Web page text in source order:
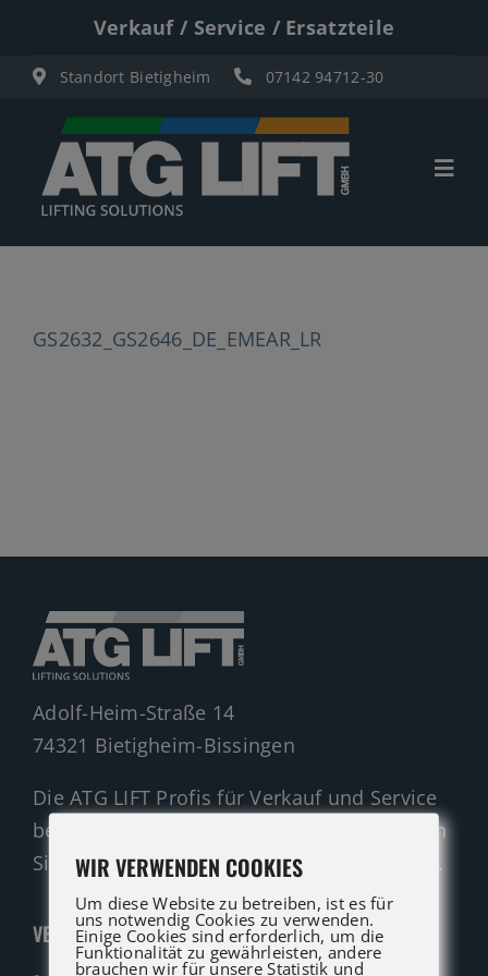
springen
Verkauf / Service / Ersatzteile
Standort Bietigheim 07142 94712-30
Ersatzteil Anfrage
Beratung
GS2632_GS2646_DE_EMEAR_LR
Adolf-Heim-Straße 14
74321 Bietigheim-Bissingen
Die ATG LIFT Profis für Verkauf und Service
beraten Sie gerne. Rufen Sie an oder nutzen
Sie unser Kontaktformular für eine Anfrage.
VERKAUF
WIR VERWENDEN COOKIES
Um diese Website zu betreiben, ist es für
uns notwendig Cookies zu verwenden.
Einige Cookies sind erforderlich, um die
Funktionalität zu gewährleisten, andere
brauchen wir für unsere Statistik und